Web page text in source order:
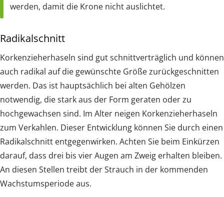
werden, damit die Krone nicht auslichtet.
Radikalschnitt
Korkenzieherhaseln sind gut schnittverträglich und können
auch radikal auf die gewünschte Größe zurückgeschnitten
werden. Das ist hauptsächlich bei alten Gehölzen
notwendig, die stark aus der Form geraten oder zu
hochgewachsen sind. Im Alter neigen Korkenzieherhaseln
zum Verkahlen. Dieser Entwicklung können Sie durch einen
Radikalschnitt entgegenwirken. Achten Sie beim Einkürzen
darauf, dass drei bis vier Augen am Zweig erhalten bleiben.
An diesen Stellen treibt der Strauch in der kommenden
Wachstumsperiode aus.